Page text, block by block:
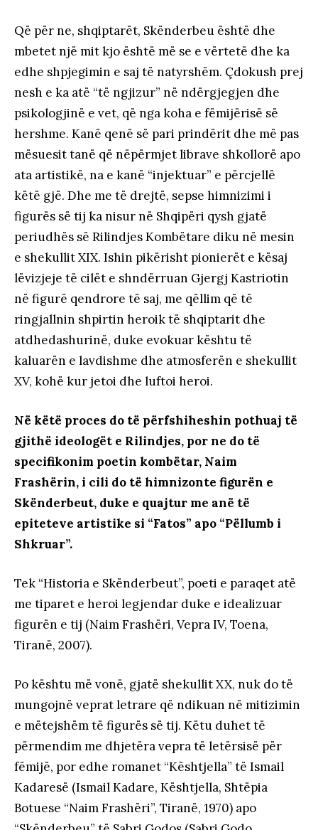
Që për ne, shqiptarët, Skënderbeu është dhe
mbetet një mit kjo është më se e vërtetë dhe ka
edhe shpjegimin e saj të natyrshëm. Çdokush prej
nesh e ka atë “të ngjizur” në ndërgjegjen dhe
psikologjinë e vet, që nga koha e fëmijërisë së
hershme. Kanë qenë së pari prindërit dhe më pas
mësuesit tanë që nëpërmjet librave shkollorë apo
ata artistikë, na e kanë “injektuar” e përcjellë
këtë gjë. Dhe me të drejtë, sepse himnizimi i
figurës së tij ka nisur në Shqipëri qysh gjatë
periudhës së Rilindjes Kombëtare diku në mesin
e shekullit XIX. Ishin pikërisht pionierët e kësaj
lëvizjeje të cilët e shndërruan Gjergj Kastriotin
në figurë qendrore të saj, me qëllim që të
ringjallnin shpirtin heroik të shqiptarit dhe
atdhedashurinë, duke evokuar kështu të
kaluarën e lavdishme dhe atmosferën e shekullit
XV, kohë kur jetoi dhe luftoi heroi.
Në këtë proces do të përfshiheshin pothuaj të
gjithë ideologët e Rilindjes, por ne do të
specifikonim poetin kombëtar, Naim
Frashërin, i cili do të himnizonte figurën e
Skënderbeut, duke e quajtur me anë të
epiteteve artistike si “Fatos” apo “Pëllumb i
Shkruar”.
Tek “Historia e Skënderbeut”, poeti e paraqet atë
me tiparet e heroi legjendar duke e idealizuar
figurën e tij (Naim Frashëri, Vepra IV, Toena,
Tiranë, 2007).
Po kështu më vonë, gjatë shekullit XX, nuk do të
mungojnë veprat letrare që ndikuan në mitizimin
e mëtejshëm të figurës së tij. Këtu duhet të
përmendim me dhjetëra vepra të letërsisë për
fëmijë, por edhe romanet “Kështjella” të Ismail
Kadaresë (Ismail Kadare, Kështjella, Shtëpia
Botuese “Naim Frashëri”, Tiranë, 1970) apo